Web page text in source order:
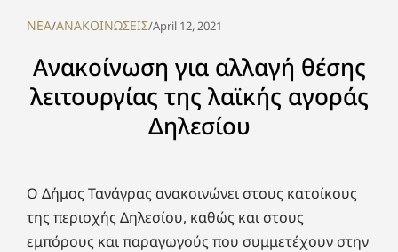
NEA/ΑΝΑΚΟΙΝΩΣΕΙΣ/April 12, 2021
Ανακοίνωση για αλλαγή θέσης
λειτουργίας της λαϊκής αγοράς
Δηλεσίου
Ο Δήμος Τανάγρας ανακοινώνει στους κατοίκους
της περιοχής Δηλεσίου, καθώς και στους
εμπόρους και παραγωγούς που συμμετέχουν στην